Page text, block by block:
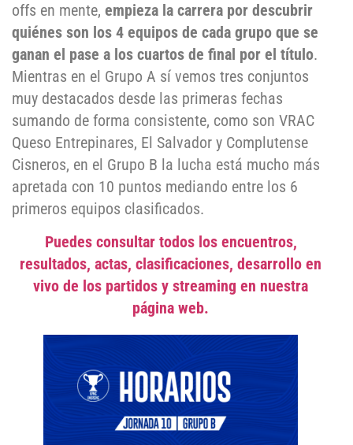
offs en mente, empieza la carrera por descubrir
quiénes son los 4 equipos de cada grupo que se
ganan el pase a los cuartos de final por el título.
Mientras en el Grupo A sí vemos tres conjuntos
muy destacados desde las primeras fechas
sumando de forma consistente, como son VRAC
Queso Entrepinares, El Salvador y Complutense
Cisneros, en el Grupo B la lucha está mucho más
apretada con 10 puntos mediando entre los 6
primeros equipos clasificados.
Puedes consultar todos los encuentros,
resultados, actas, clasificaciones, desarrollo en
vivo de los partidos y streaming en nuestra
página web.